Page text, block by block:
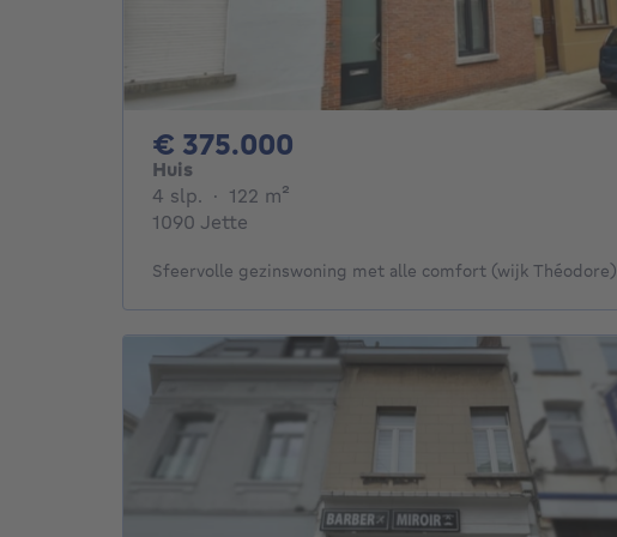
€ 375.000
Huis
4 slp. 4 slaapkamers
· 122 m²
1090 Jette
Sfeervolle gezinswoning met alle comfort (wijk Théodore)